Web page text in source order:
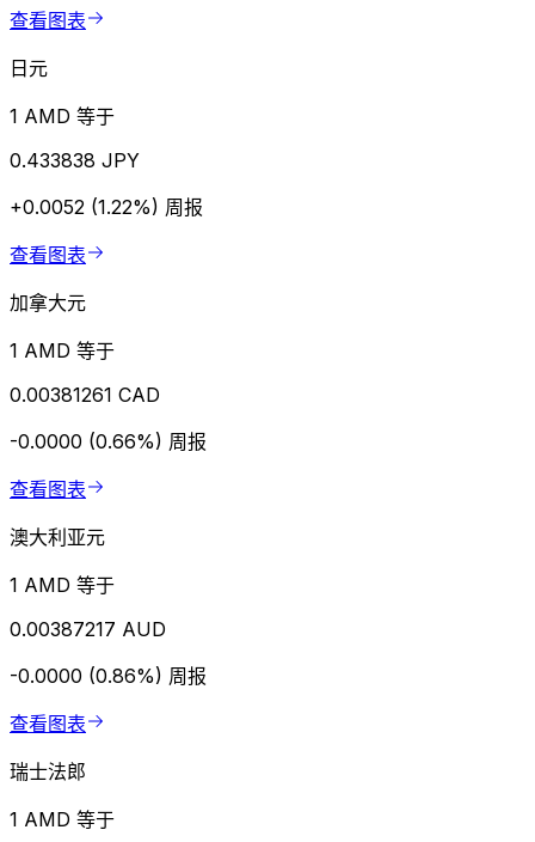
查看图表
日元
1 AMD 等于
0.433838 JPY
+0.0052 (1.22%) 周报
查看图表
加拿大元
1 AMD 等于
0.00381261 CAD
-0.0000 (0.66%) 周报
查看图表
澳大利亚元
1 AMD 等于
0.00387217 AUD
-0.0000 (0.86%) 周报
查看图表
瑞士法郎
1 AMD 等于